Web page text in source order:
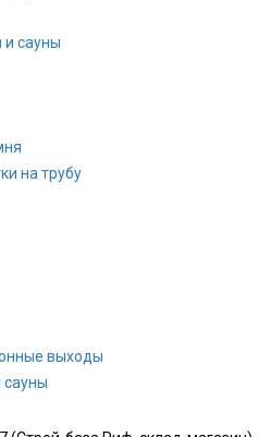
и сауны
на трубу
выходы
сауны